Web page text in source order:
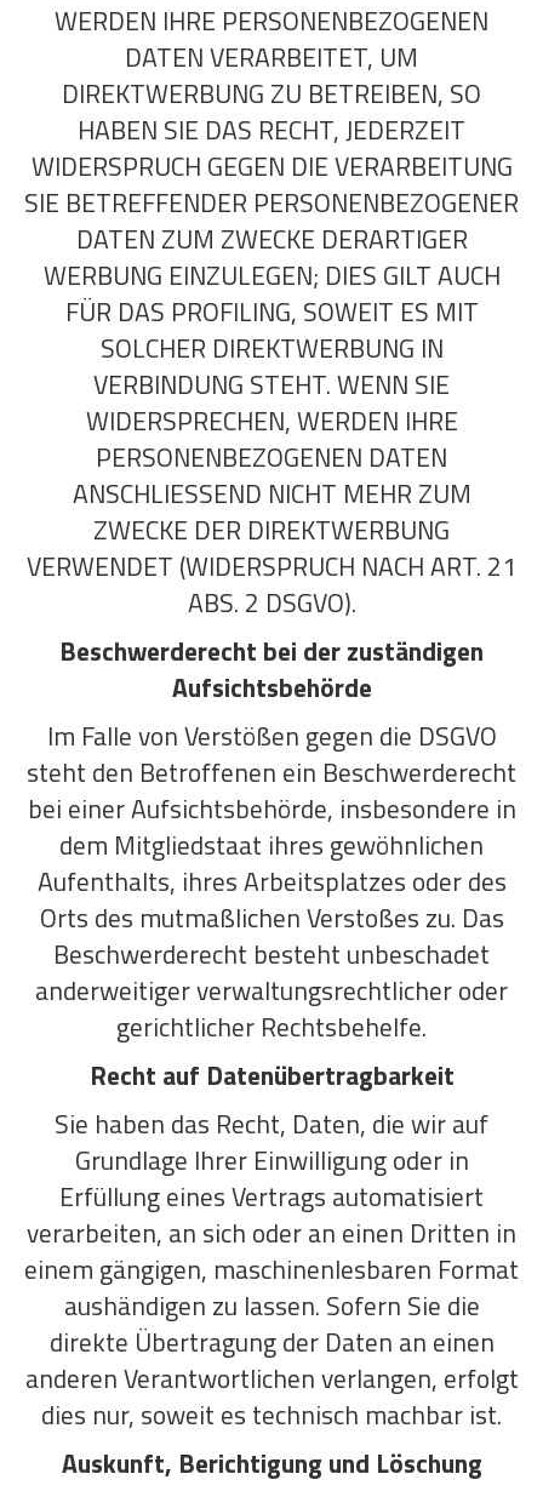
WERDEN IHRE PERSONENBEZOGENEN
DATEN VERARBEITET, UM
DIREKTWERBUNG ZU BETREIBEN, SO
HABEN SIE DAS RECHT, JEDERZEIT
WIDERSPRUCH GEGEN DIE VERARBEITUNG
SIE BETREFFENDER PERSONENBEZOGENER
DATEN ZUM ZWECKE DERARTIGER
WERBUNG EINZULEGEN; DIES GILT AUCH
FÜR DAS PROFILING, SOWEIT ES MIT
SOLCHER DIREKTWERBUNG IN
VERBINDUNG STEHT. WENN SIE
WIDERSPRECHEN, WERDEN IHRE
PERSONENBEZOGENEN DATEN
ANSCHLIESSEND NICHT MEHR ZUM
ZWECKE DER DIREKTWERBUNG
VERWENDET (WIDERSPRUCH NACH ART. 21
ABS. 2 DSGVO).
Beschwerde­recht bei der zuständigen
Aufsichts­behörde
Im Falle von Verstößen gegen die DSGVO
steht den Betroffenen ein Beschwerderecht
bei einer Aufsichtsbehörde, insbesondere in
dem Mitgliedstaat ihres gewöhnlichen
Aufenthalts, ihres Arbeitsplatzes oder des
Orts des mutmaßlichen Verstoßes zu. Das
Beschwerderecht besteht unbeschadet
anderweitiger verwaltungsrechtlicher oder
gerichtlicher Rechtsbehelfe.
Recht auf Daten­übertrag­barkeit
Sie haben das Recht, Daten, die wir auf
Grundlage Ihrer Einwilligung oder in
Erfüllung eines Vertrags automatisiert
verarbeiten, an sich oder an einen Dritten in
einem gängigen, maschinenlesbaren Format
aushändigen zu lassen. Sofern Sie die
direkte Übertragung der Daten an einen
anderen Verantwortlichen verlangen, erfolgt
dies nur, soweit es technisch machbar ist.
Auskunft, Berichtigung und Löschung